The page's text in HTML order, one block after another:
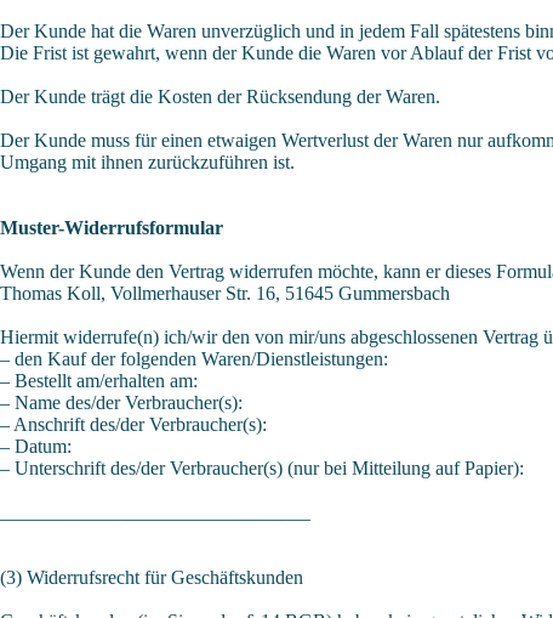
Der Kunde hat die Waren unverzüglich und in jedem Fall spätestens
Die Frist ist gewahrt, wenn der Kunde die Waren vor Ablauf der Frist
Der Kunde trägt die Kosten der Rücksendung der Waren.
Der Kunde muss für einen etwaigen Wertverlust der Waren nur
Umgang mit ihnen zurückzuführen ist.
Muster-Widerrufsformular
Wenn der Kunde den Vertrag widerrufen möchte, kann er dieses
Thomas Koll, Vollmerhauser Str. 16, 51645 Gummersbach
Hiermit widerrufe(n) ich/wir den von mir/uns abgeschlossenen Vertrag
– den Kauf der folgenden Waren/Dienstleistungen:
– Bestellt am/erhalten am:
– Name des/der Verbraucher(s):
– Anschrift des/der Verbraucher(s):
– Datum:
– Unterschrift des/der Verbraucher(s) (nur bei Mitteilung auf Papier):
(3) Widerrufsrecht für Geschäftskunden